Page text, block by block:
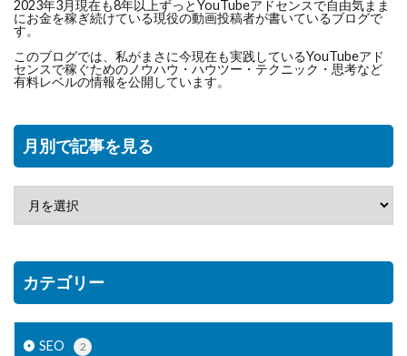
2023年3月現在も8年以上ずっとYouTubeアドセンスで自由気まま
にお金を稼ぎ続けている現役の動画投稿者が書いているブログで
す。
このブログでは、私がまさに今現在も実践しているYouTubeアド
センスで稼ぐためのノウハウ・ハウツー・テクニック・思考など
有料レベルの情報を公開しています。
月別で記事を見る
カテゴリー
SEO 2